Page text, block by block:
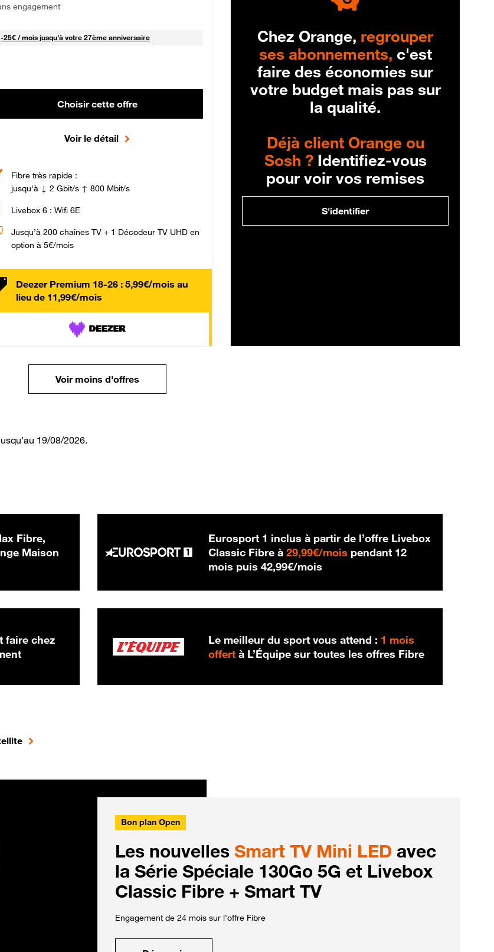
engagement
-25€ / mois25 € par mois
jusqu'à votre 27ème anniversaire
Choisir cette offre
Voir le détail
Fibre très rapide :
jusqu'à ↓ 2 Gbit/s ↑ 800 Mbit/s
Livebox 6 : Wifi 6E
Jusqu’à 200 chaînes TV + 1 Décodeur TV UHD en
option à 5€/mois
Deezer Premium 18-26 : 5,99€/mois au
lieu de 11,99€/mois
Chez Orange, regrouper
ses abonnements, c'est
faire des économies sur
votre budget mais pas sur
la qualité.
Déjà client Orange ou
Sosh ?Identifiez-vous
pour voir vos remises
S'identifier
Voir moins d'offres
19/08/2026.
Fibre,
Maison
Eurosport 1 inclus à partir de l’offre Livebox
Classic Fibre à29,99€/mois 29,99 € par mois
pendant 12
mois puis42,99€/mois
faire chez
Le meilleur du sport vous attend : 1 mois
offert à L’Équipe sur toutes les offres Fibre
Bon plan Open
Les nouvelles Smart TV Mini LED avec
la Série Spéciale 130Go 5G et Livebox
Classic Fibre + Smart TV
Engagement de 24 mois sur l'offre Fibre